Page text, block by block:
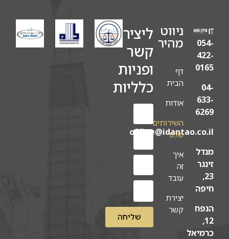
054-
422-
0165
04-
633-
6269
office@idantao.co.il
מנדל
זינגר
23,
חיפה
הנפח
12,
כרמיאל
ניווט
מהיר
דף
הבית
אודות
השירותים
שלנו
איך
זה
עובד
יצירת
קשר
ליצירת
קשר
ופניות
כלליות
שליחה